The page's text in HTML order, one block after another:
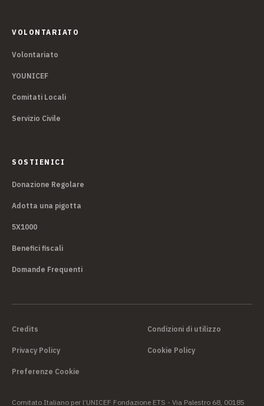
VOLONTARIATO
Volontariato
YOUNICEF
Comitati Locali
Servizio Civile
SOSTIENICI
Donazione Regolare
Adotta una pigotta
5X1000
Benefici fiscali
Domande Frequenti
Credits Condizioni di utilizzo
Privacy Policy Cookie Policy
Preferenze Cookie
Comitato Italiano per l’UNICEF Fondazione ETS - Via Palestro 68, 00185